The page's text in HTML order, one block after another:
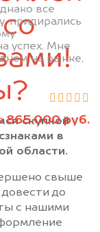
все
придирались
успех. Мне
на рынке,
865.000 руб.
скупкой
в
области.
свыше
до
с нашими